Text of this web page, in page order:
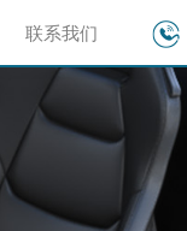
联系我们